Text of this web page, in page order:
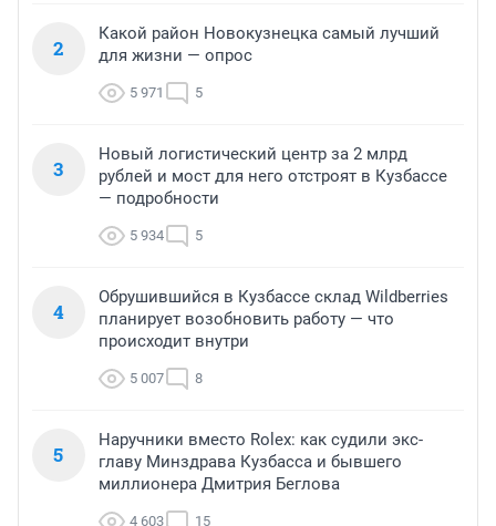
2
Какой район Новокузнецка самый лучший
для жизни — опрос
5 971 5
3
Новый логистический центр за 2 млрд
рублей и мост для него отстроят в Кузбассе
— подробности
5 934 5
4
Обрушившийся в Кузбассе склад Wildberries
планирует возобновить работу — что
происходит внутри
5 007 8
5
Наручники вместо Rolex: как судили экс-
главу Минздрава Кузбасса и бывшего
миллионера Дмитрия Беглова
4 603 15